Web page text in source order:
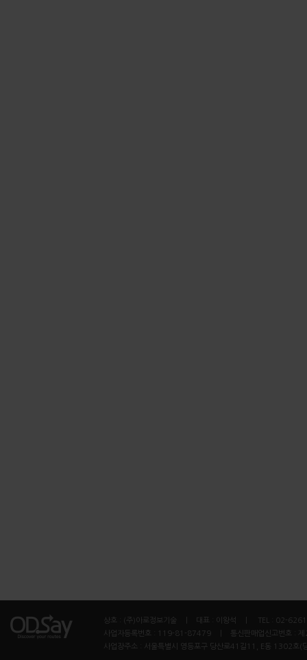
상호 : (주)아로정보기술 ㅣ 대표 : 이왕석 ㅣ TEL : 02-
사업자등록번호 : 119-81-87479 ㅣ 통신판매업신고번호 :
사업장주소 : 서울특별시 영등포구 당산로41길11, E동 1302호(